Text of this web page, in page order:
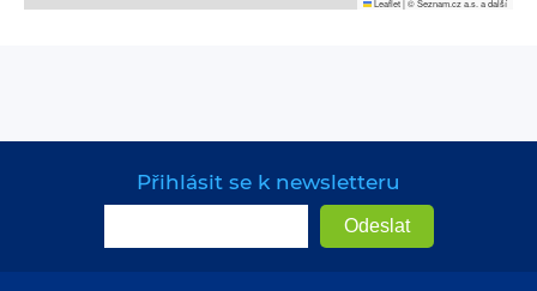
Leaflet|© Seznam.cz a.s. a další
Přihlásit se k newsletteru